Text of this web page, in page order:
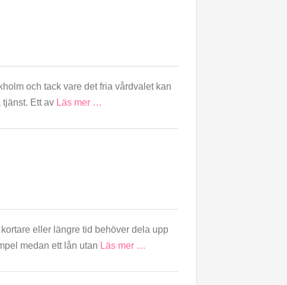
och tack vare det fria vårdvalet kan
Ett av Läs mer …
eller längre tid behöver dela upp
medan ett lån utan Läs mer …